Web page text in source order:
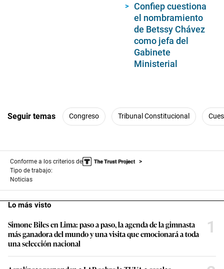
Confiep cuestiona
el nombramiento
de Betssy Chávez
como jefa del
Gabinete
Ministerial
Seguir temas Congreso Tribunal Constitucional
Conforme a los criterios de
Tipo de trabajo:
Noticias
Lo más visto
Simone Biles en Lima: paso a paso, la agenda de la gimnasta
más ganadora del mundo y una visita que emocionará a toda
una selección nacional
1